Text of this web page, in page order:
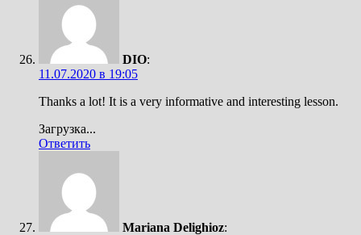
DIO:
11.07.2020 в 19:05
Thanks a lot! It is a very informative and interesting lesson.
Загрузка...
Ответить
Mariana Delighioz: